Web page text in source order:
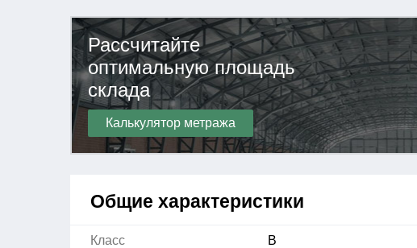
Рассчитайте
оптимальную площадь
склада
Калькулятор метража
Общие характеристики
Класс B